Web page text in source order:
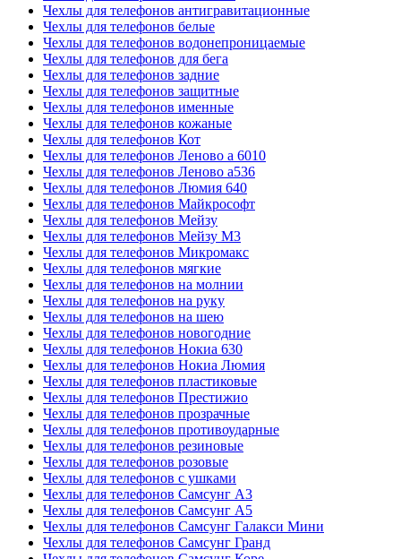
Чехлы для телефонов антигравитационные
Чехлы для телефонов белые
Чехлы для телефонов водонепроницаемые
Чехлы для телефонов для бега
Чехлы для телефонов задние
Чехлы для телефонов защитные
Чехлы для телефонов именные
Чехлы для телефонов кожаные
Чехлы для телефонов Кот
Чехлы для телефонов Леново а 6010
Чехлы для телефонов Леново а536
Чехлы для телефонов Люмия 640
Чехлы для телефонов Майкрософт
Чехлы для телефонов Мейзу
Чехлы для телефонов Мейзу М3
Чехлы для телефонов Микромакс
Чехлы для телефонов мягкие
Чехлы для телефонов на молнии
Чехлы для телефонов на руку
Чехлы для телефонов на шею
Чехлы для телефонов новогодние
Чехлы для телефонов Нокиа 630
Чехлы для телефонов Нокиа Люмия
Чехлы для телефонов пластиковые
Чехлы для телефонов Престижио
Чехлы для телефонов прозрачные
Чехлы для телефонов противоударные
Чехлы для телефонов резиновые
Чехлы для телефонов розовые
Чехлы для телефонов с ушками
Чехлы для телефонов Самсунг А3
Чехлы для телефонов Самсунг А5
Чехлы для телефонов Самсунг Галакси Мини
Чехлы для телефонов Самсунг Гранд